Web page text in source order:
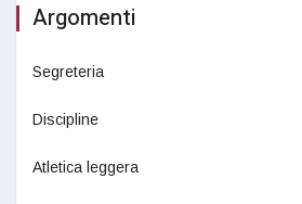
Argomenti
Segreteria
Discipline
Atletica leggera